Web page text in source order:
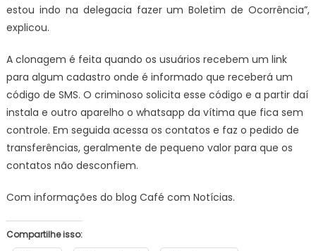
estou indo na delegacia fazer um Boletim de Ocorrência”,
explicou.
A clonagem é feita quando os usuários recebem um link
para algum cadastro onde é informado que receberá um
código de SMS. O criminoso solicita esse código e a partir daí
instala e outro aparelho o whatsapp da vítima que fica sem
controle. Em seguida acessa os contatos e faz o pedido de
transferências, geralmente de pequeno valor para que os
contatos não desconfiem.
Com informações do blog Café com Notícias.
Compartilhe isso: